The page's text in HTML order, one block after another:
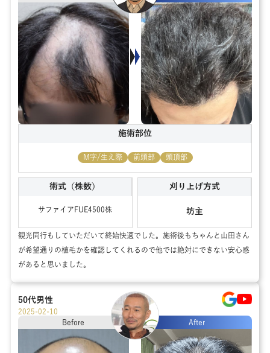
施術部位
M字/生え際 前頭部 頭頂部
術式（株数）
サファイアFUE4500株
刈り上げ方式
坊主
観光同行もしていただいて終始快適でした。施術後もちゃんと山田さん
が希望通りの植毛かを確認してくれるので他では絶対にできない安心感
があると思いました。
50代男性
2025-02-10
Before
After